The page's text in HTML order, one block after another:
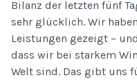
Bilanz der letzten fünf
sehr glücklich. Wir
Leistungen gezeigt –
dass wir bei starkem
Welt sind. Das gibt uns